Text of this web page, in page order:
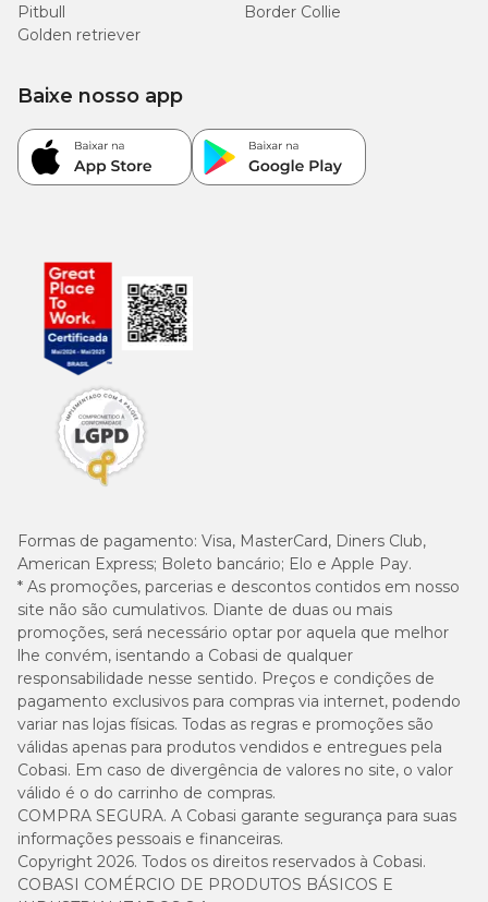
Pitbull
Border Collie
Golden retriever
Formas de pagamento: Visa, MasterCard, Diners Club,
American Express; Boleto bancário; Elo e Apple Pay.
* As promoções, parcerias e descontos contidos em nosso
site não são cumulativos. Diante de duas ou mais
promoções, será necessário optar por aquela que melhor
lhe convém, isentando a Cobasi de qualquer
responsabilidade nesse sentido. Preços e condições de
pagamento exclusivos para compras via internet, podendo
variar nas lojas físicas. Todas as regras e promoções são
válidas apenas para produtos vendidos e entregues pela
Cobasi. Em caso de divergência de valores no site, o valor
válido é o do carrinho de compras.
COMPRA SEGURA. A Cobasi garante segurança para suas
informações pessoais e financeiras.
Copyright 2026. Todos os direitos reservados à Cobasi.
COBASI COMÉRCIO DE PRODUTOS BÁSICOS E
Baixe nosso app